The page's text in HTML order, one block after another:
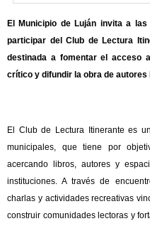
El Municipio de Luján invita a
participar del Club de Lectura
destinada a fomentar el acceso
crítico y difundir la obra de
El Club de Lectura Itinerante es
municipales, que tiene por
acercando libros, autores y
instituciones. A través de
charlas y actividades recreativas
construir comunidades lectoras y